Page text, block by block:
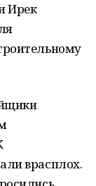
Ирек
врасплох.